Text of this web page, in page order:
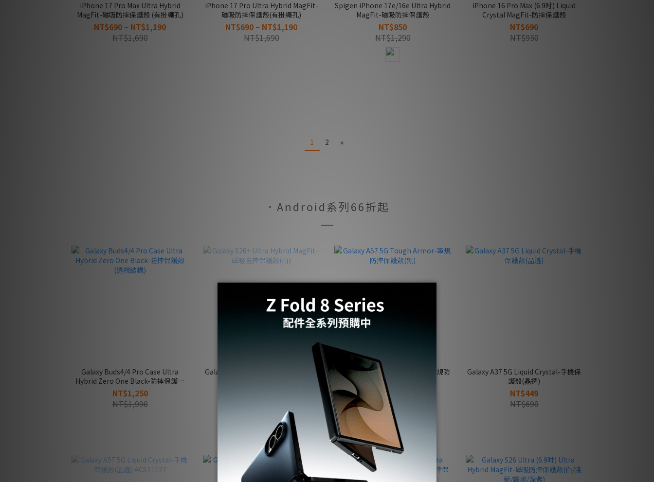
iPhone 17 Pro Max Ultra Hybrid
MagFit-磁吸防摔保護殼 (有掛繩孔)
NT$690 ~ NT$1,190
NT$1,690
iPhone 17 Pro Ultra Hybrid MagFit-
磁吸防摔保護殼(有掛繩孔)
NT$690 ~ NT$1,190
NT$1,690
Spigen iPhone 17e/16e Ultra Hybrid
MagFit-磁吸防摔保護殼
NT$850
NT$1,290
iPhone 16 Pro Max (6.9吋) Liquid
Crystal MagFit-防摔保護殼
NT$690
NT$950
1 2 »
．Android系列66折起
Galaxy Buds4/4 Pro Case Ultra
Hybrid Zero One Black-防摔保護殼
(透視結構)
NT$1,250
NT$1,990
售完
Galaxy S26+ Ultra Hybrid MagFit-磁
Galaxy A57 5G Tough Armor-軍規防
摔保護殼(黑)
NT$899
NT$1,490
Galaxy A37 5G Liquid Crystal-手機保
護殼(晶透)
NT$449
NT$690